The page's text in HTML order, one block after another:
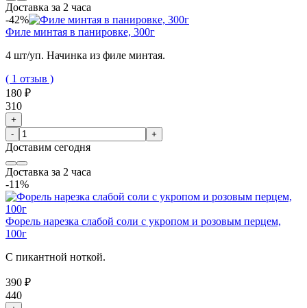
Доставка за 2 часа
-42%
Филе минтая в панировке, 300г
4 шт/уп. Начинка из филе минтая.
( 1 отзыв )
180 ₽
310
+
-
+
Доставим сегодня
Доставка за 2 часа
-11%
Форель нарезка слабой соли с укропом и розовым перцем,
100г
С пикантной ноткой.
390 ₽
440